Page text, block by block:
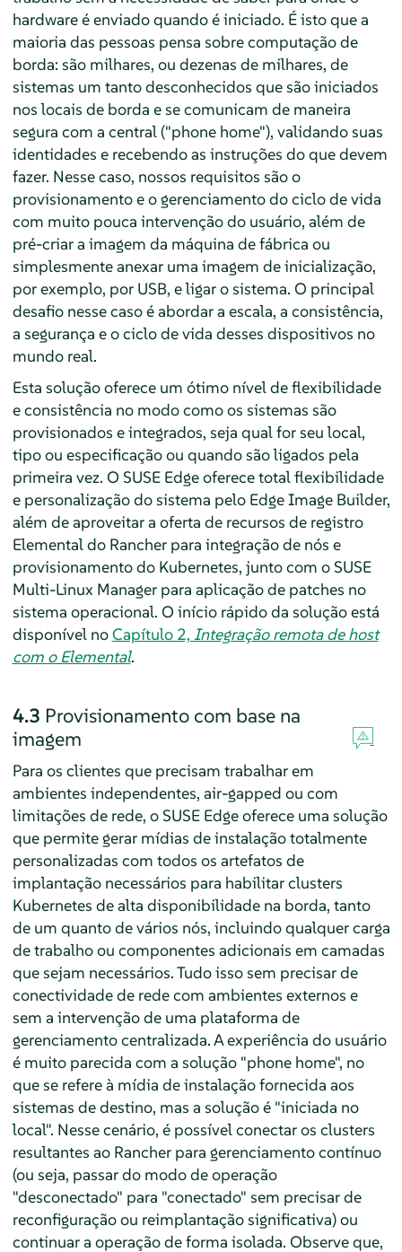
hardware é enviado quando é iniciado. É isto que a
maioria das pessoas pensa sobre computação de
borda: são milhares, ou dezenas de milhares, de
sistemas um tanto desconhecidos que são iniciados
nos locais de borda e se comunicam de maneira
segura com a central ("phone home"), validando suas
identidades e recebendo as instruções do que devem
fazer. Nesse caso, nossos requisitos são o
provisionamento e o gerenciamento do ciclo de vida
com muito pouca intervenção do usuário, além de
pré-criar a imagem da máquina de fábrica ou
simplesmente anexar uma imagem de inicialização,
por exemplo, por USB, e ligar o sistema. O principal
desafio nesse caso é abordar a escala, a consistência,
a segurança e o ciclo de vida desses dispositivos no
mundo real.
Esta solução oferece um ótimo nível de flexibilidade
e consistência no modo como os sistemas são
provisionados e integrados, seja qual for seu local,
tipo ou especificação ou quando são ligados pela
primeira vez. O SUSE Edge oferece total flexibilidade
e personalização do sistema pelo Edge Image Builder,
além de aproveitar a oferta de recursos de registro
Elemental do Rancher para integração de nós e
provisionamento do Kubernetes, junto com o SUSE
Multi-Linux Manager para aplicação de patches no
sistema operacional. O início rápido da solução está
disponível noCapítulo 2, Integração remota de host
com o Elemental.
4.3 Provisionamento com base na
imagem
Para os clientes que precisam trabalhar em
ambientes independentes, air-gapped ou com
limitações de rede, o SUSE Edge oferece uma solução
que permite gerar mídias de instalação totalmente
personalizadas com todos os artefatos de
implantação necessários para habilitar clusters
Kubernetes de alta disponibilidade na borda, tanto
de um quanto de vários nós, incluindo qualquer carga
de trabalho ou componentes adicionais em camadas
que sejam necessários. Tudo isso sem precisar de
conectividade de rede com ambientes externos e
sem a intervenção de uma plataforma de
gerenciamento centralizada. A experiência do usuário
é muito parecida com a solução "phone home", no
que se refere à mídia de instalação fornecida aos
sistemas de destino, mas a solução é "iniciada no
local". Nesse cenário, é possível conectar os clusters
resultantes ao Rancher para gerenciamento contínuo
(ou seja, passar do modo de operação
"desconectado" para "conectado" sem precisar de
reconfiguração ou reimplantação significativa) ou
continuar a operação de forma isolada. Observe que,